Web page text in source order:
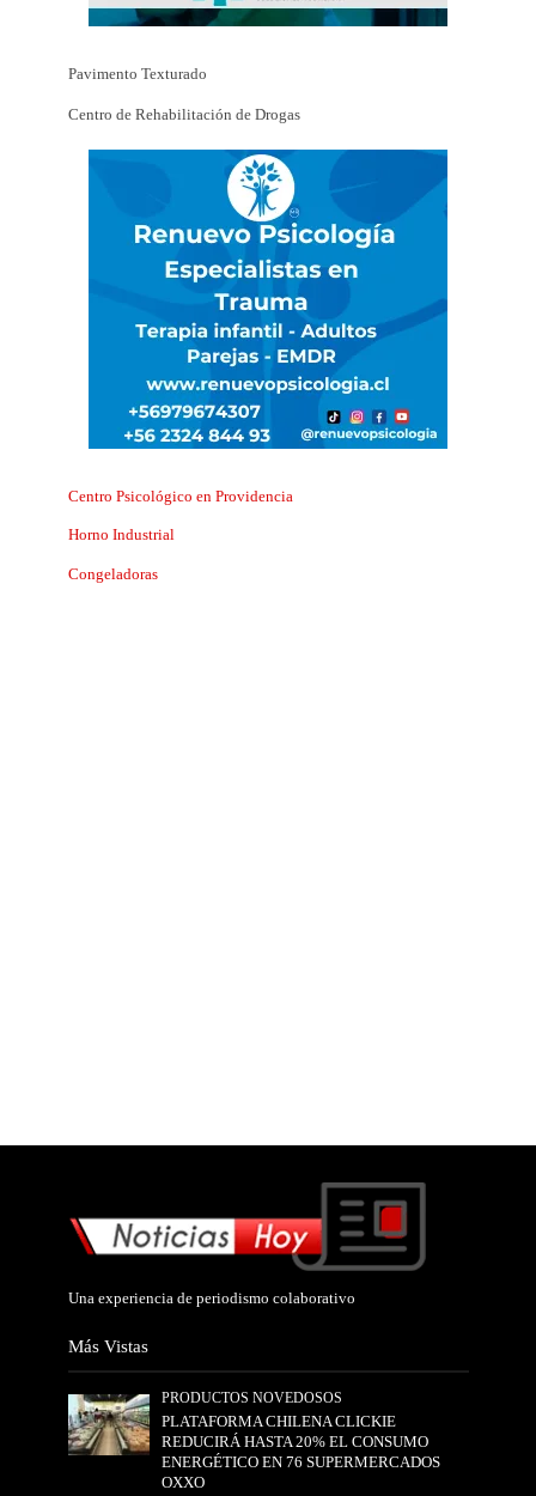
Pavimento Texturado
Centro de Rehabilitación de Drogas
Centro Psicológico en Providencia
Horno Industrial
Congeladoras
Una experiencia de periodismo colaborativo
Más Vistas
PRODUCTOS NOVEDOSOS
PLATAFORMA CHILENA CLICKIE
REDUCIRÁ HASTA 20% EL CONSUMO
ENERGÉTICO EN 76 SUPERMERCADOS
OXXO